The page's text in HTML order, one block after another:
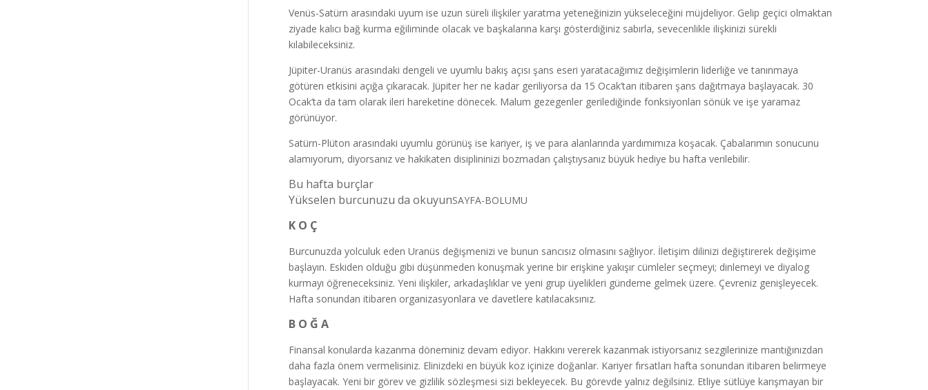
Venüs-Satürn arasındaki uyum ise uzun süreli ilişkiler yaratma yeteneğinizin yükseleceğini müjdeliyor. Gelip geçici olmaktan
ziyade kalıcı bağ kurma eğiliminde olacak ve başkalarına karşı gösterdiğiniz sabırla, sevecenlikle ilişkinizi sürekli
kılabileceksiniz.
Jüpiter-Uranüs arasındaki dengeli ve uyumlu bakış açısı şans eseri yaratacağımız değişimlerin liderliğe ve tanınmaya
götüren etkisini açığa çıkaracak. Jüpiter her ne kadar geriliyorsa da 15 Ocak’tan itibaren şans dağıtmaya başlayacak. 30
Ocak’ta da tam olarak ileri hareketine dönecek. Malum gezegenler gerilediğinde fonksiyonları sönük ve işe yaramaz
görünüyor.
Satürn-Plüton arasındaki uyumlu görünüş ise kariyer, iş ve para alanlarında yardımımıza koşacak. Çabalarımın sonucunu
alamıyorum, diyorsanız ve hakikaten disiplininizi bozmadan çalıştıysanız büyük hediye bu hafta verilebilir.
Bu hafta burçlar
Yükselen burcunuzu da okuyunSAYFA-BOLUMU
K O Ç
Burcunuzda yolculuk eden Uranüs değişmenizi ve bunun sancısız olmasını sağlıyor. İletişim dilinizi değiştirerek değişime
başlayın. Eskiden olduğu gibi düşünmeden konuşmak yerine bir erişkine yakışır cümleler seçmeyi; dinlemeyi ve diyalog
kurmayı öğreneceksiniz. Yeni ilişkiler, arkadaşlıklar ve yeni grup üyelikleri gündeme gelmek üzere. Çevreniz genişleyecek.
Hafta sonundan itibaren organizasyonlara ve davetlere katılacaksınız.
B O Ğ A
Finansal konularda kazanma döneminiz devam ediyor. Hakkını vererek kazanmak istiyorsanız sezgilerinize mantığınızdan
daha fazla önem vermelisiniz. Elinizdeki en büyük koz içinize doğanlar. Kariyer fırsatları hafta sonundan itibaren belirmeye
başlayacak. Yeni bir görev ve gizlilik sözleşmesi sizi bekleyecek. Bu görevde yalnız değilsiniz. Etliye sütlüye karışmayan bir